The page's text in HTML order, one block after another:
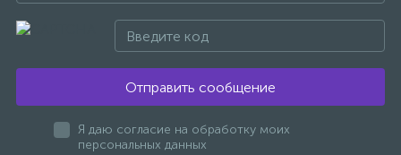
Отправить сообщение
Я даю согласие на обработку моих
персональных данных